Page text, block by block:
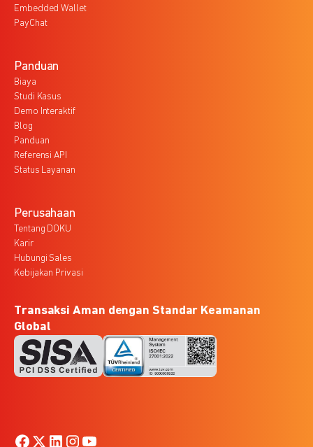
Embedded Wallet
PayChat
Panduan
Biaya
Studi Kasus
Demo Interaktif
Blog
Panduan
Referensi API
Status Layanan
Perusahaan
Tentang DOKU
Karir
Hubungi Sales
Kebijakan Privasi
Transaksi Aman dengan Standar Keamanan
Global